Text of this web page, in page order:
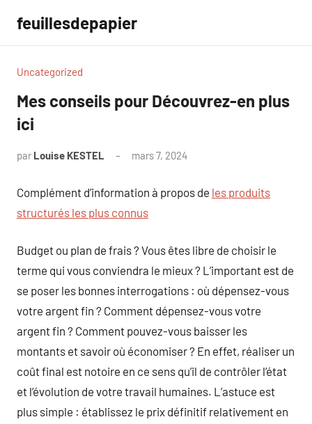
contenu
feuillesdepapier
Uncategorized
Mes conseils pour Découvrez-en plus
ici
par Louise KESTEL mars 7, 2024
Complément d’information à propos de les produits
structurés les plus connus
Budget ou plan de frais ? Vous êtes libre de choisir le
terme qui vous conviendra le mieux ? L’important est de
se poser les bonnes interrogations : où dépensez-vous
votre argent fin ? Comment dépensez-vous votre
argent fin ? Comment pouvez-vous baisser les
montants et savoir où économiser ? En effet, réaliser un
coût final est notoire en ce sens qu’il de contrôler l’état
et l’évolution de votre travail humaines. L’astuce est
plus simple : établissez le prix définitif relativement en